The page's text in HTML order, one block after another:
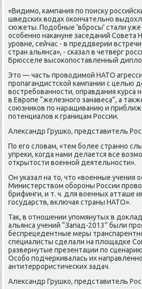
«Видимо, кампания по поиску
шведских водах окончательно
сюжеты. Подобные 'вбросы' стали
особенно накануне заседаний Совета
уровне, сейчас - в преддверии
стран альянса», - сказал в четверг
Брюсселе высокопоставленный
Это — часть проводимой НАТО
пропагандистской кампании с целью
востребованности, оправдания курса
в Европе “железного занавеса”, а
союзников по наращиванию и
потенциалов к границам России.
Александр Грушко, представитель
По его словам, «тем более странно
упреки, когда нами делается все
открытости военной деятельности».
Он указал на то, что «военные учения
Министерством обороны России
брифинги, и т. ч. для военных атташе
государств, включая страны НАТО».
Так, в отношении упомянутых в
альянса учений “Запад-2013” были
беспрецедентные меры
специалисты сделали на площадке
развернутые презентации по
Особо подчеркивалась их
антитеррористических задач.
Александр Грушко, представитель